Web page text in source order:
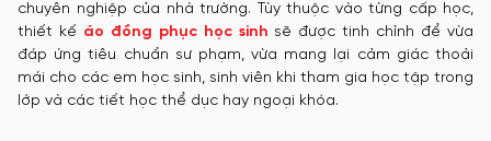
chuyên nghiệp của nhà trường. Tùy thuộc vào từng cấp học,
thiết kế áo đồng phục học sinh sẽ được tinh chỉnh để vừa
đáp ứng tiêu chuẩn sư phạm, vừa mang lại cảm giác thoải
mái cho các em học sinh, sinh viên khi tham gia học tập trong
lớp và các tiết học thể dục hay ngoại khóa.